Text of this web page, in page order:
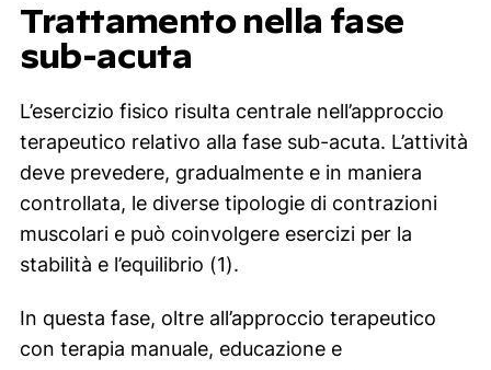
Trattamento nella fase
sub-acuta
L’esercizio fisico risulta centrale nell’approccio
terapeutico relativo alla fase sub-acuta. L’attività
deve prevedere, gradualmente e in maniera
controllata, le diverse tipologie di contrazioni
muscolari e può coinvolgere esercizi per la
stabilità e l’equilibrio (1).
In questa fase, oltre all’approccio terapeutico
con terapia manuale, educazione e